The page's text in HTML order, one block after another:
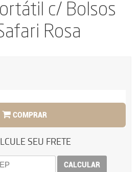
c/ Bolsos
Rosa
COMPRAR
SEU FRETE
CALCULAR